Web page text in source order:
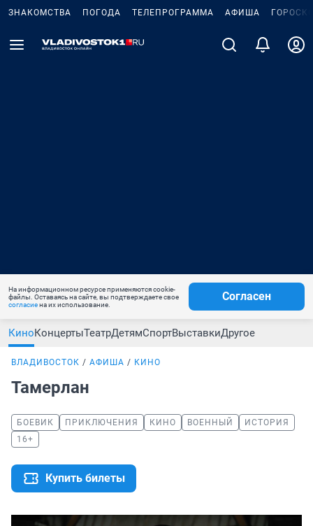
ЗНАКОМСТВА ПОГОДА ТЕЛЕПРОГРАММА АФИША
На информационном ресурсе применяются cookie-
файлы. Оставаясь на сайте, вы подтверждаете свое
согласиена их использование.
Согласен
КиноКонцертыТеатрДетямСпортВыставкиДругое
ВЛАДИВОСТОК АФИША КИНО
Тамерлан
БОЕВИК ПРИКЛЮЧЕНИЯ КИНО ВОЕННЫЙ
ИСТОРИЯ
16+
Купить билеты